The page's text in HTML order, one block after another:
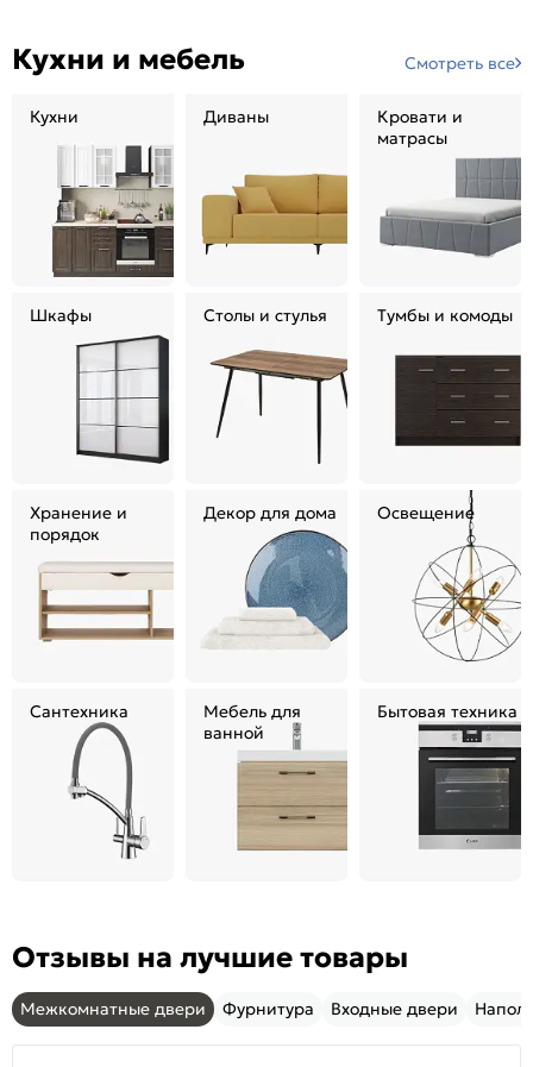
Кухни и мебель Смотреть все
Кухни Диваны
Кровати и
матрасы
Шкафы Столы и стулья Тумбы и комоды
Хранение и
порядок
Декор для дома Освещение
Сантехника
Мебель для
ванной
Бытовая техника
Отзывы на лучшие товары
Межкомнатные двери Фурнитура Входные двери